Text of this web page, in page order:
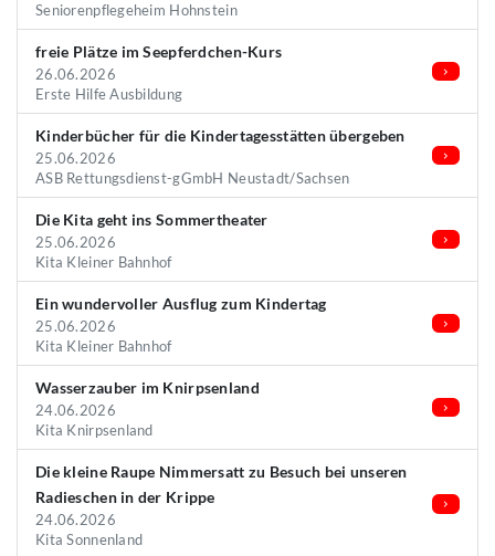
Seniorenpflegeheim Hohnstein
freie Plätze im Seepferdchen-Kurs
26.06.2026
Erste Hilfe Ausbildung
Kinderbücher für die Kindertagesstätten übergeben
25.06.2026
ASB Rettungsdienst-gGmbH Neustadt/Sachsen
Die Kita geht ins Sommertheater
25.06.2026
Kita Kleiner Bahnhof
Ein wundervoller Ausflug zum Kindertag
25.06.2026
Kita Kleiner Bahnhof
Wasserzauber im Knirpsenland
24.06.2026
Kita Knirpsenland
Die kleine Raupe Nimmersatt zu Besuch bei unseren
Radieschen in der Krippe
24.06.2026
Kita Sonnenland